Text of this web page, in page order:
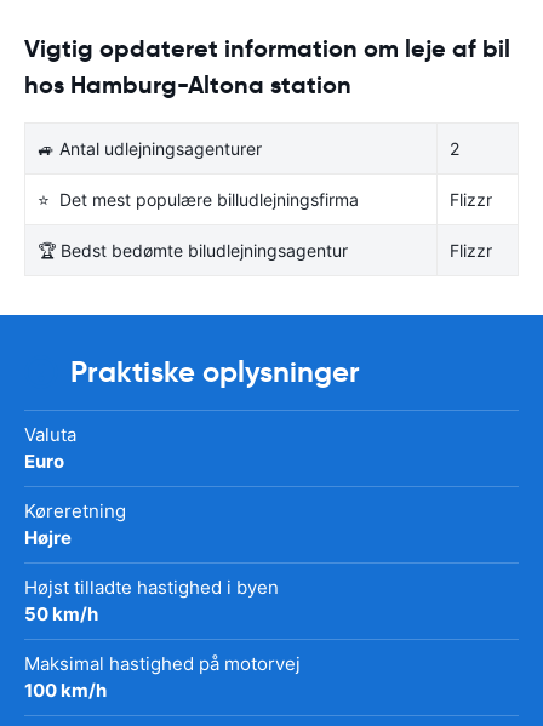
Vigtig opdateret information om leje af bil
hos Hamburg-Altona station
🚙 Antal udlejningsagenturer 2
⭐ Det mest populære billudlejningsfirma Flizzr
🏆 Bedst bedømte biludlejningsagentur Flizzr
Praktiske oplysninger
Valuta
Euro
Køreretning
Højre
Højst tilladte hastighed i byen
50 km/h
Maksimal hastighed på motorvej
100 km/h